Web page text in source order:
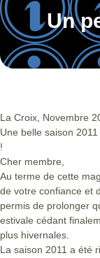
Un
La Croix, Novembre
Une belle saison
!
Cher membre,
Au terme de cette
de votre confiance et
permis de prolonger
estivale cédant
plus hivernales.
La saison 2011 a été